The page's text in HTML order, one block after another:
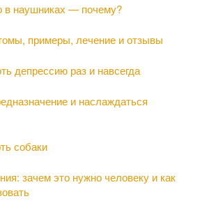
в наушниках — почему?
примеры, лечение и отзывы
депрессию раз и навсегда
и наслаждаться
собаки
зачем это нужно человеку и как